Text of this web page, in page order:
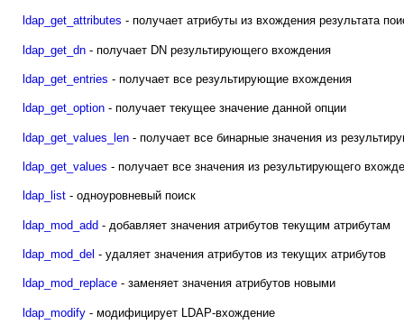
ldap_get_attributes - получает атрибуты из вхождения результата
ldap_get_dn - получает DN результирующего вхождения
ldap_get_entries - получает все результирующие вхождения
ldap_get_option - получает текущее значение данной опции
ldap_get_values_len - получает все бинарные значения из
ldap_get_values - получает все значения из результирующего
ldap_list - одноуровневый поиск
ldap_mod_add - добавляет значения атрибутов текущим атрибутам
ldap_mod_del - удаляет значения атрибутов из текущих атрибутов
ldap_mod_replace - заменяет значения атрибутов новыми
ldap_modify - модифицирует LDAP-вхождение